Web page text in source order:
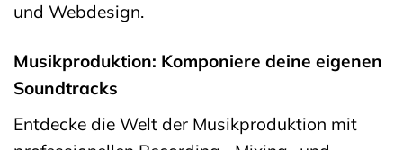
und Webdesign.
Musikproduktion: Komponiere deine eigenen
Soundtracks
Entdecke die Welt der Musikproduktion mit